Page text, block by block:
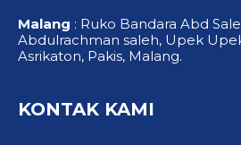
Malang : Ruko Bandara Abd
Abdulrachman saleh, Upek
Asrikaton, Pakis, Malang.
KONTAK KAMI